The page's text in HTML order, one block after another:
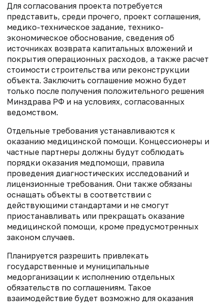
Для согласования проекта потребуется
представить, среди прочего, проект соглашения,
медико-техническое задание, технико-
экономическое обоснование, сведения об
источниках возврата капитальных вложений и
покрытия операционных расходов, а также расчет
стоимости строительства или реконструкции
объекта. Заключить соглашение можно будет
только после получения положительного решения
Минздрава РФ и на условиях, согласованных
ведомством.
Отдельные требования устанавливаются к
оказанию медицинской помощи. Концессионеры и
частные партнеры должны будут соблюдать
порядки оказания медпомощи, правила
проведения диагностических исследований и
лицензионные требования. Они также обязаны
оснащать объекты в соответствии с
действующими стандартами и не смогут
приостанавливать или прекращать оказание
медицинской помощи, кроме предусмотренных
законом случаев.
Планируется разрешить привлекать
государственные и муниципальные
медорганизации к исполнению отдельных
обязательств по соглашениям. Такое
взаимодействие будет возможно для оказания